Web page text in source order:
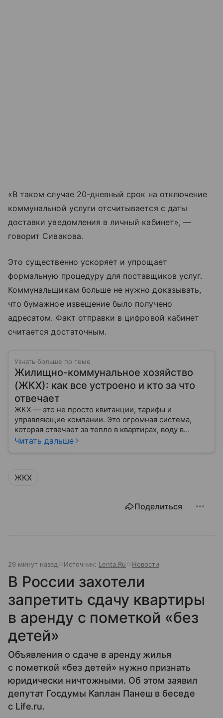
«В таком случае 20-дневный срок на отключение
коммунальной услуги отсчитывается с даты
доставки уведомления в личный кабинет», —
говорит Сивакова.
Это существенно ускоряет и упрощает
формальную процедуру для поставщиков услуг.
Коммунальщикам больше не нужно доказывать,
что бумажное извещение было получено
адресатом. Факт отправки в цифровой кабинет
считается достаточным.
Узнать больше по теме
Жилищно-коммунальное хозяйство
(ЖКХ): как все устроено и кто за что
отвечает
ЖКХ — это не просто квитанции, тарифы и
управляющие компании. Это огромная система,
которая отвечает за тепло в квартирах, воду в
кране, освещение улиц и чистоту во дворах.
Читать дальше
ЖКХ
Поделиться
29 минут назад Источник: Lenta.Ru Новости
В России захотели
запретить сдачу квартиры
в аренду с пометкой «без
детей»
Объявления о сдаче в аренду жилья
с пометкой «без детей» нужно признать
юридически ничтожными. Об этом заявил
депутат Госдумы Каплан Панеш в беседе
с Life.ru.